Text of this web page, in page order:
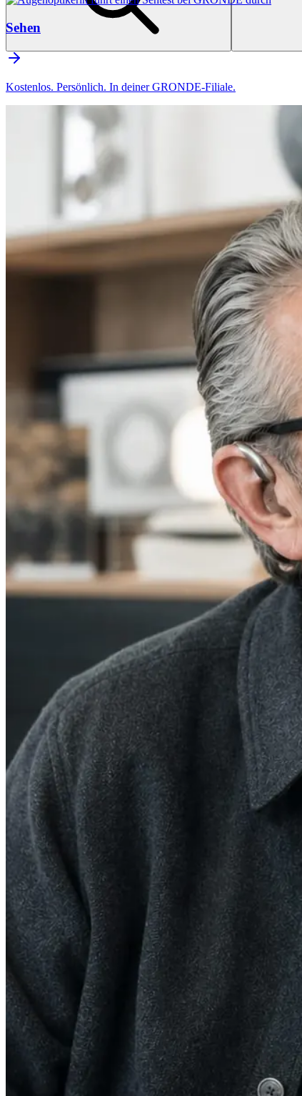
Sehen
Kostenlos. Persönlich. In deiner GRONDE-Filiale.